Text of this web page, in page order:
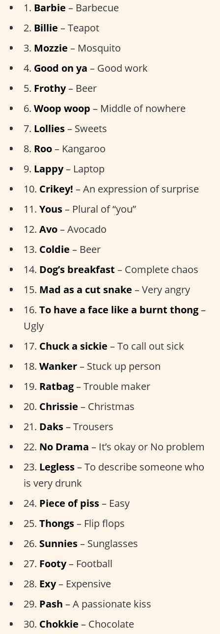
1. Barbie – Barbecue
2. Billie – Teapot
3. Mozzie – Mosquito
4. Good on ya – Good work
5. Frothy– Beer
6. Woop woop – Middle of nowhere
7. Lollies– Sweets
8. Roo– Kangaroo
9. Lappy– Laptop
10. Crikey! – An expression of surprise
11. Yous– Plural of “you”
12. Avo– Avocado
13. Coldie – Beer
14. Dog’s breakfast – Complete chaos
15. Mad as a cut snake – Very angry
16. To have a face like a burnt thong–
Ugly
17. Chuck a sickie – To call out sick
18. Wanker– Stuck up person
19. Ratbag– Trouble maker
20. Chrissie – Christmas
21. Daks– Trousers
22. No Drama – It’s okay or No problem
23. Legless– To describe someone who
is very drunk
24. Piece of piss– Easy
25. Thongs– Flip flops
26. Sunnies– Sunglasses
27. Footy– Football
28. Exy– Expensive
29. Pash – A passionate kiss
30. Chokkie – Chocolate